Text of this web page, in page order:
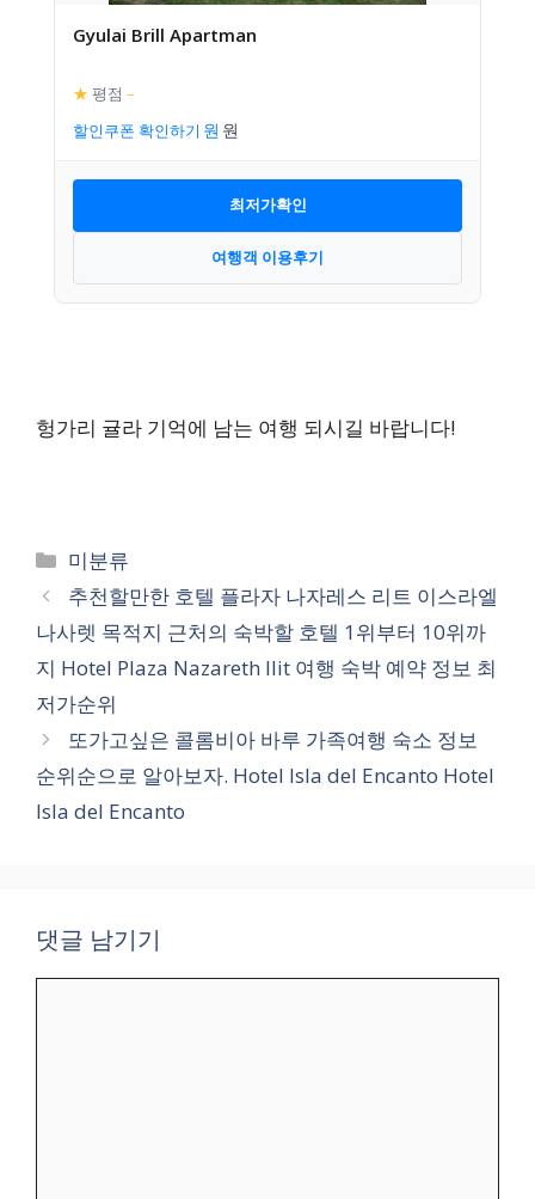
Gyulai Brill Apartman
★ 평점 –
할인쿠폰 확인하기
최저가확인
여행객 이용후기
헝가리 귤라 기억에 남는 여행 되시길 바랍니다!
카
테
고
리
미분류
추천할만한 호텔 플라자 나자레스 리트 이스라엘
나사렛 목적지 근처의 숙박할 호텔 1위부터 10위까
지 Hotel Plaza Nazareth Ilit 여행 숙박 예약 정보 최
저가순위
또가고싶은 콜롬비아 바루 가족여행 숙소 정보
순위순으로 알아보자. Hotel Isla del Encanto Hotel
Isla del Encanto
댓글 남기기